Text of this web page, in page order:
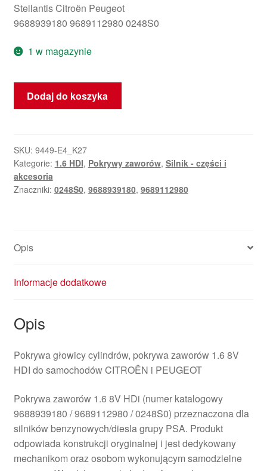
Stellantis Citroën Peugeot
9688939180 9689112980 0248S0
1 w magazynie
ilość
Pokrywa
HDI
8V
9688939180
0248S0
Dodaj do koszyka
SKU: 9449-E4_K27
Kategorie: 1.6 HDI, Pokrywy zaworów, Silnik - części i
akcesoria
Znaczniki: 0248S0, 9688939180, 9689112980
Opis
Informacje dodatkowe
Opis
Pokrywa głowicy cylindrów, pokrywa zaworów 1.6 8V
HDI do samochodów CITROËN i PEUGEOT
Pokrywa zaworów 1.6 8V HDi (numer katalogowy
9688939180 / 9689112980 / 0248S0) przeznaczona dla
silników benzynowych/diesla grupy PSA. Produkt
odpowiada konstrukcji oryginalnej i jest dedykowany
mechanikom oraz osobom wykonującym samodzielne